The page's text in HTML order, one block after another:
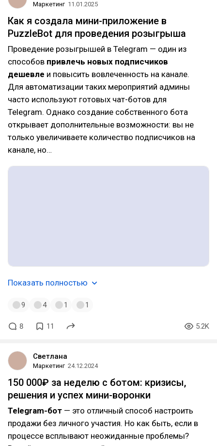
Маркетинг 11.01.2025
Как я создала мини-приложение в
PuzzleBot для проведения розыгрыша
Проведение розыгрышей в Telegram — один из
способов привлечь новых подписчиков
дешевле и повысить вовлеченность на канале.
Для автоматизации таких мероприятий админы
часто используют готовых чат-ботов для
Telegram. Однако создание собственного бота
открывает дополнительные возможности: вы не
только увеличиваете количество подписчиков на
канале, но…
Показать полностью
9 4 1 1
8 11 5.2K
Светлана
Маркетинг 24.12.2024
150 000₽ за неделю с ботом: кризисы,
решения и успех мини-воронки
Telegram-бот — это отличный способ настроить
продажи без личного участия. Но как быть, если в
процессе всплывают неожиданные проблемы?